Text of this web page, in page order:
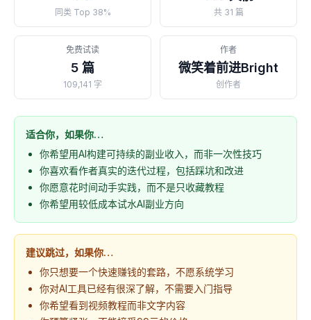
同类 Top 38% 共 31 篇
免费试读
5 篇
109,141 字
作者
微笑着前进Bright
创作者
适合你，如果你…
你希望用AI构建可持续的副业收入，而非一次性技巧
你喜欢看作者真实的迭代过程，包括踩坑和改进
你愿意花时间动手实践，而不是只收藏教程
你希望用较低成本试水AI副业方向
建议跳过，如果你…
你只想要一个快速赚钱的套路，不愿系统学习
你对AI工具已经有很深了解，不需要入门指导
你希望看到视频教程而非文字内容